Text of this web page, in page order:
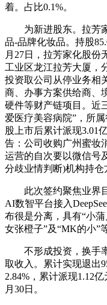
着。占比0.1%。
为新进股东。拉芳家
品-品牌化妆品。持股
月27日，拉芳家化股份
工业区龙江拉芳大厦，
投资取公司从停业务相
商、办事方案供给商、
硬件等财产链项目。近
爱医疗美容病院”，所
股上市后累计派现3.01
告：公司收购广州蜜妆
运营的自次要以微信号
分歧业情判断)机构持仓
此次签约聚焦业界目
AI数智平台接入
布很是分离，具有“小
女张橙子”及“MK的小”
不形成投资，换手率
取收入。累计实现退出
2.84%，累计派现1.12
月30日。